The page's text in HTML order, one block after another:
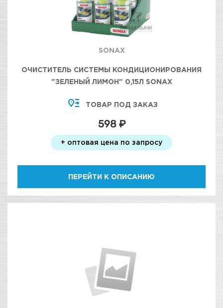
SONAX
ОЧИСТИТЕЛЬ СИСТЕМЫ КОНДИЦИОНИРОВАНИЯ
"ЗЕЛЕНЫЙ ЛИМОН" 0,15Л SONAX
ТОВАР ПОД ЗАКАЗ
598 ₽
+ оптовая цена по запросу
ПЕРЕЙТИ К ОПИСАНИЮ